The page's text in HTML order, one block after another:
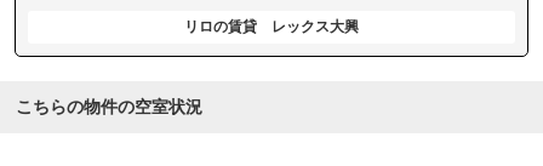
リロの賃貸 レックス大興
こちらの物件の空室状況